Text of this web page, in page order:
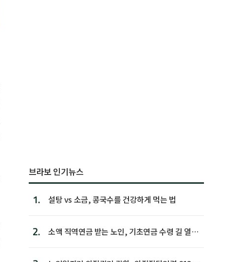
브라보 인기뉴스
1. 설탕 vs 소금, 콩국수를 건강하게 먹는 법
2.
소액 직역연금 받는 노인, 기초연금 수령 길 열린